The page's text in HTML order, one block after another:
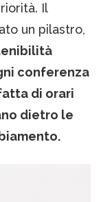
Il
un pilastro,
conferenza
di orari
dietro le